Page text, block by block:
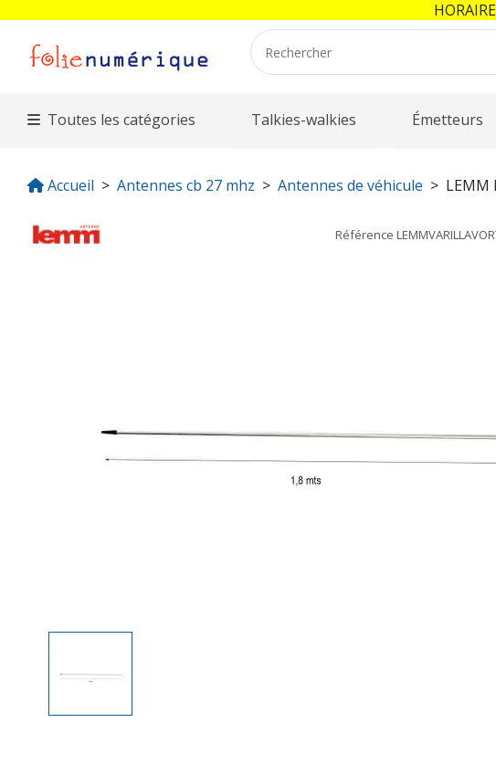
Toutes les catégories Talkies-walkies Émetteurs
Accueil Antennes cb 27 mhz Antennes de véhicule LEMM
Référence